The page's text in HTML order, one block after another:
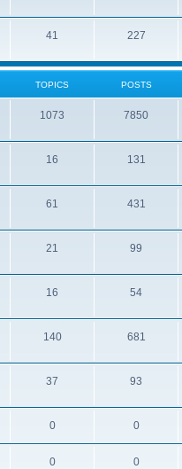
41 227
TOPICS POSTS
1073 7850
16 131
61 431
21 99
16 54
140 681
37 93
0 0
0 0